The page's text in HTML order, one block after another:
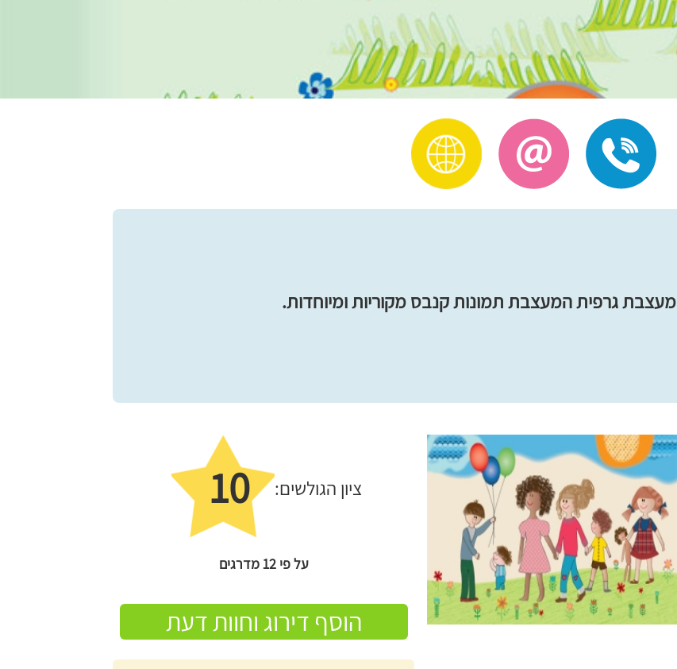
מעצבת גרפית המעצבת תמונות קנבס מקוריות ומיוחדות.
ציון הגולשים: 10
על פי 12 מדרגים
הוסף דירוג וחוות דעת